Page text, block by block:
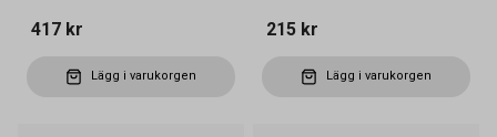
417 kr
Lägg i varukorgen
215 kr
Lägg i varukorgen